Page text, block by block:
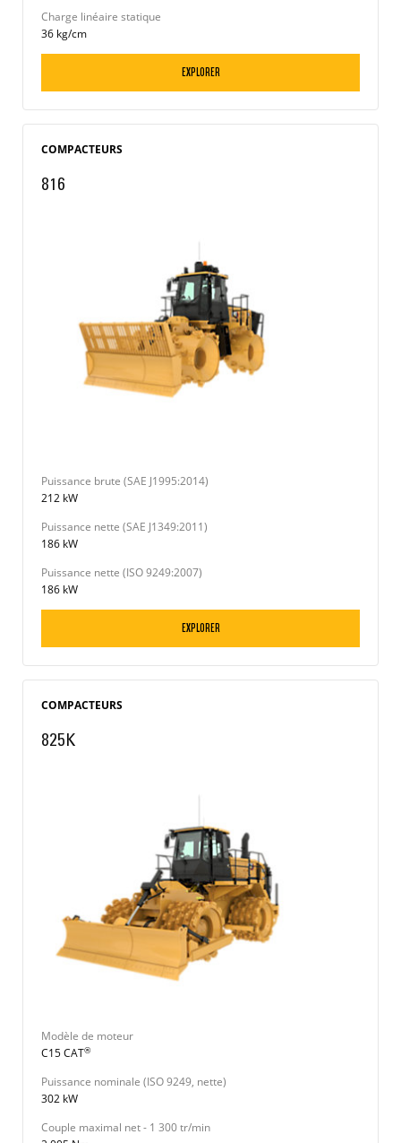
Charge linéaire statique
36 kg/cm
EXPLORER
COMPACTEURS
816
Puissance brute (SAE J1995:2014)
212 kW
Puissance nette (SAE J1349:2011)
186 kW
Puissance nette (ISO 9249:2007)
186 kW
EXPLORER
COMPACTEURS
825K
Modèle de moteur
C15 CAT®
Puissance nominale (ISO 9249, nette)
302 kW
Couple maximal net - 1 300 tr/min